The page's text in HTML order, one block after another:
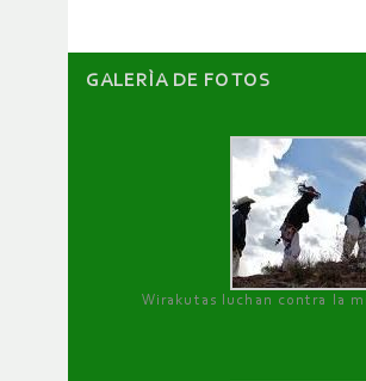
GALERÌA DE FOTOS
Wirakutas luchan contra la